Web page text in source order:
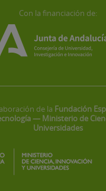
Con la financiación de:
de la Fundación
— Ministerio de
Universidades